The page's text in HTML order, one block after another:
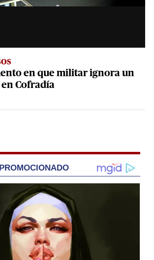
en que militar ignora un
Cofradía